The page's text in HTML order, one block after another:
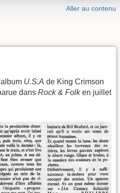
Aller au contenu
U.S.A de King Crimson
dans Rock & Folken juillet